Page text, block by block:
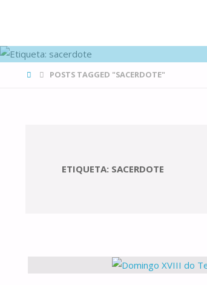
HOMEPOSTS TAGGED "SACERDOTE"
ETIQUETA: SACERDOTE